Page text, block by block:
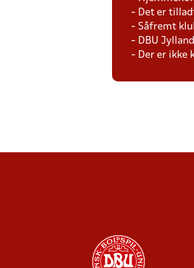
- Det er
- Såfremt
- DBU
- Der er ikke